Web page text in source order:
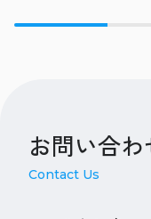
お問い合わ
Contact Us